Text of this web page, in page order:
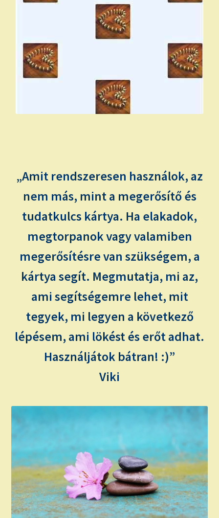
„Amit rendszeresen használok, az
nem más, mint a megerősítő és
tudatkulcs kártya. Ha elakadok,
megtorpanok vagy valamiben
megerősítésre van szükségem, a
kártya segít. Megmutatja, mi az,
ami segítségemre lehet, mit
tegyek, mi legyen a következő
lépésem, ami lökést és erőt adhat.
Használjátok bátran! :)”
Viki